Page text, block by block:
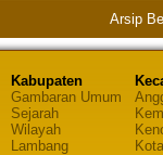
Arsip
Kabupaten
Gambaran Umum
Sejarah
Wilayah
Lambang